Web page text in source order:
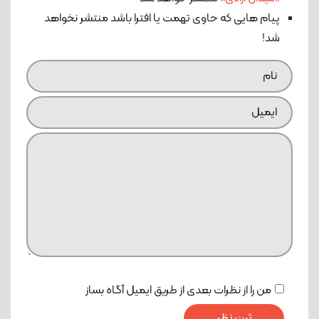
پیام هایی که حاوی تهمت یا افترا باشد منتشر نخواهد
شد!
من را از نظرات بعدی از طریق ایمیل آگاه بساز